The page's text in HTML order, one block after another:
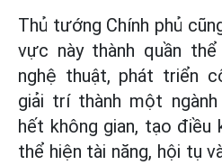
Thủ tướng Chính phủ
vực này thành quần
nghệ thuật, phát triển
giải trí thành một
hết không gian, tạo điều
thể hiện tài năng, hội tụ